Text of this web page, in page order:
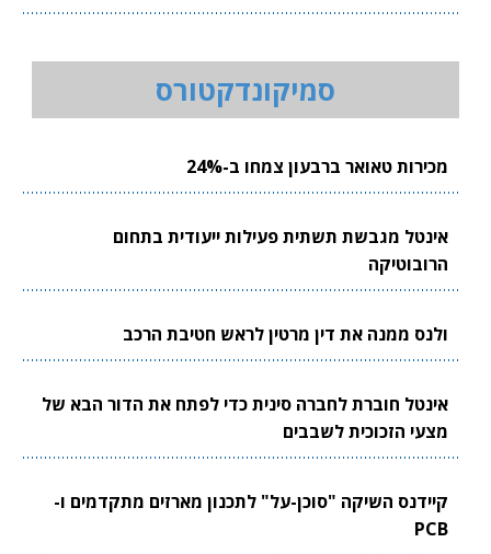
סמיקונדקטורס
מכירות טאואר ברבעון צמחו ב-24%
אינטל מגבשת תשתית פעילות ייעודית בתחום
הרובוטיקה
ולנס ממנה את דין מרטין לראש חטיבת הרכב
אינטל חוברת לחברה סינית כדי לפתח את הדור הבא של
מצעי הזכוכית לשבבים
קיידנס השיקה "סוכן-על" לתכנון מארזים מתקדמים ו-
PCB